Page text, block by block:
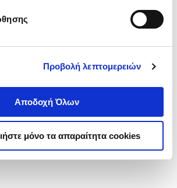
Προβολή λεπτομερειών
Αποδοχή Όλων
μόνο τα απαραίτητα cookies